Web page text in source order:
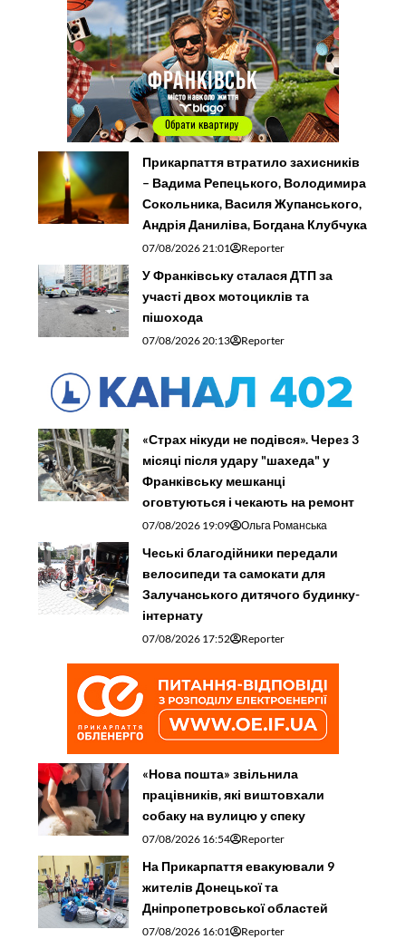
Прикарпаття втратило захисників
– Вадима Репецького, Володимира
Сокольника, Василя Жупанського,
Андрія Даниліва, Богдана Клубчука
07/08/2026 21:01 Reporter
У Франківську сталася ДТП за
участі двох мотоциклів та
пішохода
07/08/2026 20:13 Reporter
«Страх нікуди не подівся». Через 3
місяці після удару "шахеда" у
Франківську мешканці
оговтуються і чекають на ремонт
07/08/2026 19:09 Ольга Романська
Чеські благодійники передали
велосипеди та самокати для
Залучанського дитячого будинку-
інтернату
07/08/2026 17:52 Reporter
«Нова пошта» звільнила
працівників, які виштовхали
собаку на вулицю у спеку
07/08/2026 16:54 Reporter
На Прикарпаття евакуювали 9
жителів Донецької та
Дніпропетровської областей
07/08/2026 16:01 Reporter